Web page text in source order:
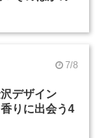
7/8
デザイン
りに出会う4